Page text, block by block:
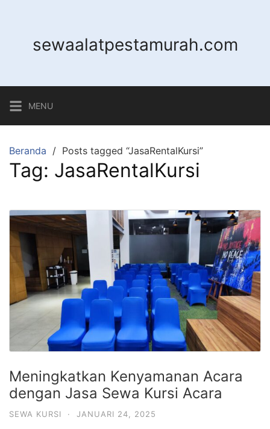
sewaalatpestamurah.com
MENU
Beranda Posts tagged “JasaRentalKursi”
Tag: JasaRentalKursi
Meningkatkan Kenyamanan Acara
dengan Jasa Sewa Kursi Acara
SEWA KURSI · JANUARI 24, 2025